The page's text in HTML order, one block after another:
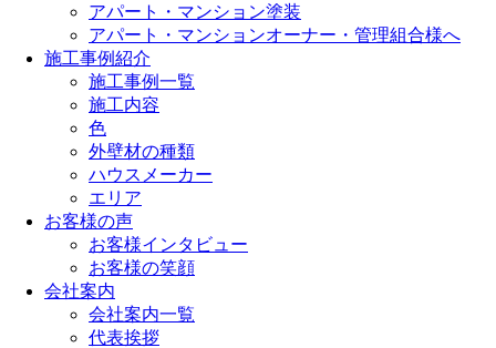
アパート・マンション塗装
アパート・マンションオーナー・管理組合様へ
施工事例紹介
施工事例一覧
施工内容
色
外壁材の種類
ハウスメーカー
エリア
お客様の声
お客様インタビュー
お客様の笑顔
会社案内
会社案内一覧
代表挨拶